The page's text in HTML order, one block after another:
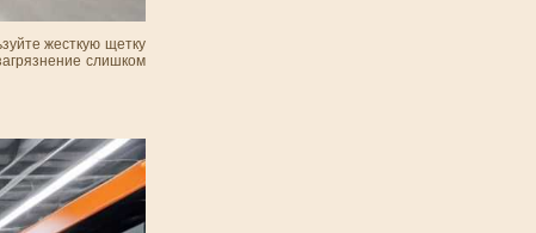
жесткую щетку
слишком